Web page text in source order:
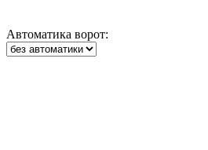
Автоматика ворот: